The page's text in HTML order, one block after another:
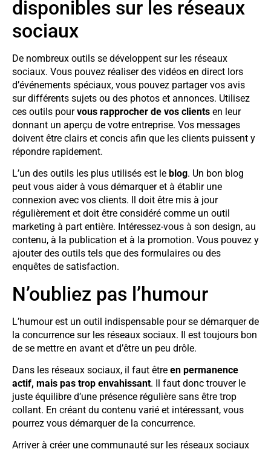
disponibles sur les réseaux
sociaux
De nombreux outils se développent sur les réseaux
sociaux. Vous pouvez réaliser des vidéos en direct lors
d’événements spéciaux, vous pouvez partager vos avis
sur différents sujets ou des photos et annonces. Utilisez
ces outils pourvous rapprocher de vos clients en leur
donnant un aperçu de votre entreprise. Vos messages
doivent être clairs et concis afin que les clients puissent y
répondre rapidement.
L’un des outils les plus utilisés est le blog. Un bon blog
peut vous aider à vous démarquer et à établir une
connexion avec vos clients. Il doit être mis à jour
régulièrement et doit être considéré comme un outil
marketing à part entière. Intéressez-vous à son design, au
contenu, à la publication et à la promotion. Vous pouvez y
ajouter des outils tels que des formulaires ou des
enquêtes de satisfaction.
N’oubliez pas l’humour
L’humour est un outil indispensable pour se démarquer de
la concurrence sur les réseaux sociaux. Il est toujours bon
de se mettre en avant et d’être un peu drôle.
Dans les réseaux sociaux, il faut être en permanence
actif, mais pas trop envahissant. Il faut donc trouver le
juste équilibre d’une présence régulière sans être trop
collant. En créant du contenu varié et intéressant, vous
pourrez vous démarquer de la concurrence.
Arriver à créer une communauté sur les réseaux sociaux